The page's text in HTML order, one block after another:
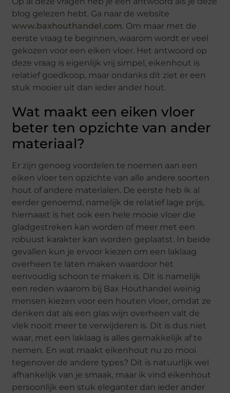
blog gelezen hebt. Ga naar de website
www.baxhouthandel.com. Om maar met de
eerste vraag te beginnen, waarom wordt er veel
gekozen voor een eiken vloer. Het antwoord op
deze vraag is eigenlijk vrij simpel, eikenhout is
relatief goedkoop, maar ondanks dit ziet er een
stuk mooier uit dan ieder ander hout.
Wat maakt een eiken vloer
beter ten opzichte van ander
materiaal?
Er zijn genoeg voordelen te noemen aan een
eiken vloer ten opzichte van alle andere soorten
hout of andere materialen. De eerste heb ik al
eerder genoemd, namelijk de relatief lage prijs,
hiernaast is het ook een hele mooie vloer die
gladgestreken kan worden of meer met een
robuust karakter kan worden geplaatst. In beide
gevallen kun je ervoor kiezen om een laklaag
overheen te laten maken waardoor het
eenvoudig schoon te maken is. Dit is namelijk
een reden waarom bij Bax Houthandel weinig
mensen kiezen voor een houten vloer, omdat ze
denken dat als een glas wijn overheen valt de
vlek nooit meer te verwijderen is. Dit is dus niet
waar, met een laklaag is alles gemakkelijk af te
nemen. En wat maakt eikenhout nu zo mooi
tegenover de andere types? Dit is natuurlijk wel
afhankelijk van je smaak, maar ik vind eikenhout
persoonlijk een stuk eleganter dan ieder ander